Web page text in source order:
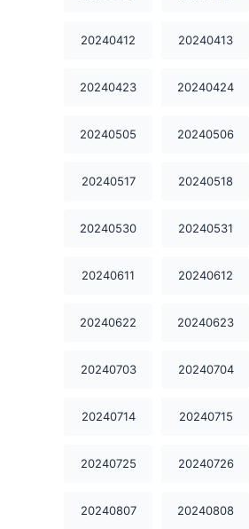
20240412 20240413
20240423 20240424
20240505 20240506
20240517 20240518
20240530 20240531
20240611 20240612
20240622 20240623
20240703 20240704
20240714 20240715
20240725 20240726
20240807 20240808